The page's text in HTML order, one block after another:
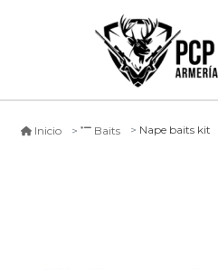
Inicio Baits Nape baits kit